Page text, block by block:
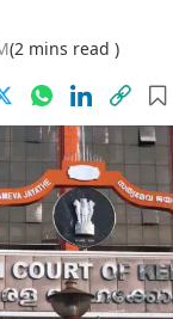
(2 mins read )